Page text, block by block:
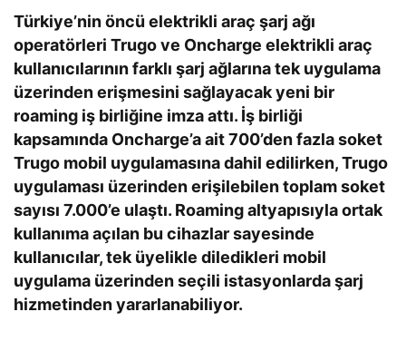
Türkiye’nin öncü elektrikli araç şarj ağı
operatörleri Trugo ve Oncharge elektrikli araç
kullanıcılarının farklı şarj ağlarına tek uygulama
üzerinden erişmesini sağlayacak yeni bir
roaming iş birliğine imza attı. İş birliği
kapsamında Oncharge’a ait 700’den fazla soket
Trugo mobil uygulamasına dahil edilirken, Trugo
uygulaması üzerinden erişilebilen toplam soket
sayısı 7.000’e ulaştı. Roaming altyapısıyla ortak
kullanıma açılan bu cihazlar sayesinde
kullanıcılar, tek üyelikle diledikleri mobil
uygulama üzerinden seçili istasyonlarda şarj
hizmetinden yararlanabiliyor.